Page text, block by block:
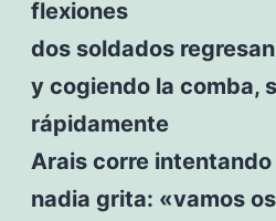
flexiones
dos soldados
y cogiendo la comba,
rápidamente
Arais corre
nadia grita: «vamos